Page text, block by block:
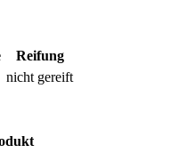
Reifung
nicht gereift